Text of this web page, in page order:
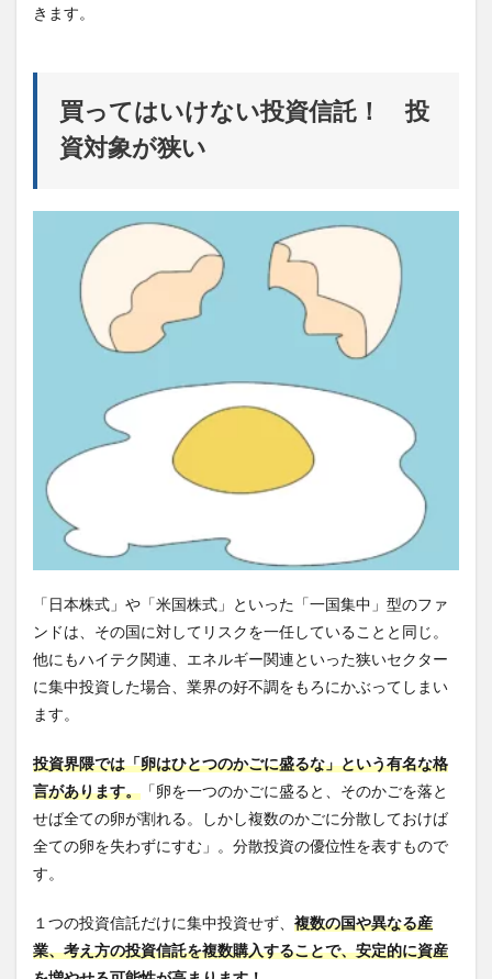
きます。
買ってはいけない投資信託！ 投
資対象が狭い
「日本株式」や「米国株式」といった「一国集中」型のファ
ンドは、その国に対してリスクを一任していることと同じ。
他にもハイテク関連、エネルギー関連といった狭いセクター
に集中投資した場合、業界の好不調をもろにかぶってしまい
ます。
投資界隈では「卵はひとつのかごに盛るな」という有名な格
言があります。 「卵を一つのかごに盛ると、そのかごを落と
せば全ての卵が割れる。しかし複数のかごに分散しておけば
全ての卵を失わずにすむ」。分散投資の優位性を表すもので
す。
１つの投資信託だけに集中投資せず、 複数の国や異なる産
業、考え方の投資信託を複数購入することで、安定的に資産